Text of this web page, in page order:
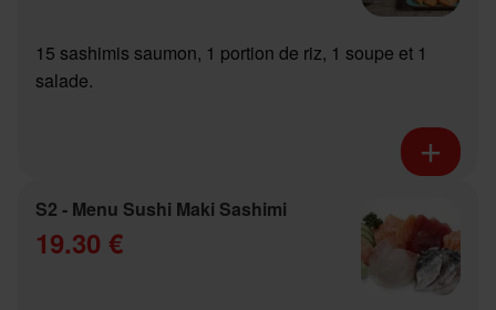
15 sashimis saumon, 1 portion de riz, 1 soupe et 1
salade.
S2 - Menu Sushi Maki Sashimi
19.30 €